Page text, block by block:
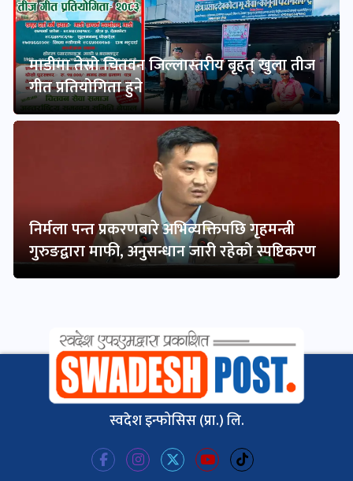
माडीमा तेस्रो चितवन जिल्लास्तरीय बृहत् खुला तीज
गीत प्रतियोगिता हुने
निर्मला पन्त प्रकरणबारे अभिव्यक्तिपछि गृहमन्त्री
गुरुङद्वारा माफी, अनुसन्धान जारी रहेको स्पष्टिकरण
स्वदेश इन्फोसिस (प्रा.) लि.